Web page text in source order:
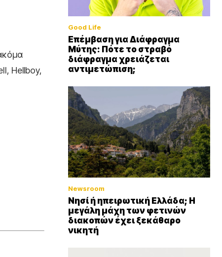
Hellboy,
Good Life
Επέμβαση για Διάφραγμα
Μύτης: Πότε το στραβό
διάφραγμα χρειάζεται
αντιμετώπιση;
Newsroom
Νησί ή ηπειρωτική Ελλάδα; Η
μεγάλη μάχη των φετινών
διακοπών έχει ξεκάθαρο
νικητή